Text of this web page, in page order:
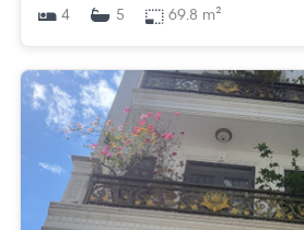
4
5 69.8 m²